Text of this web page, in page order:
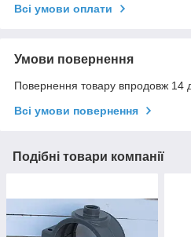
Всі умови оплати
Умови повернення
Повернення товару впродовж 14
Всі умови повернення
Подібні товари компанії